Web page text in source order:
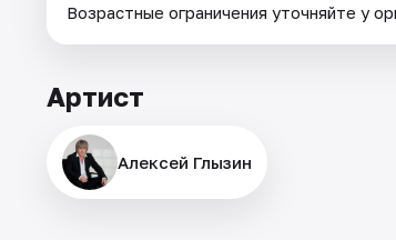
Возрастные ограничения уточняйте у
Артист
Алексей Глызин